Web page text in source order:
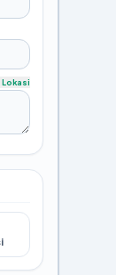
Lokasi